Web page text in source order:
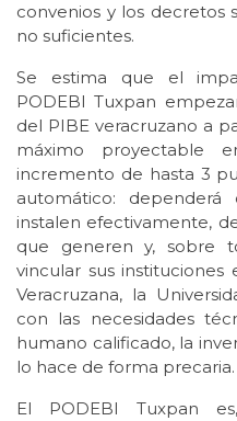
convenios y los decretos
no suficientes.
Se estima que el
PODEBI Tuxpan
del PIBE veracruzano a
máximo proyectable
incremento de hasta 3
automático:
instalen efectivamente,
que generen y, sobre
vincular sus instituciones
Veracruzana, la
con las necesidades
humano calificado, la
lo hace de forma precaria.
El PODEBI Tuxpan